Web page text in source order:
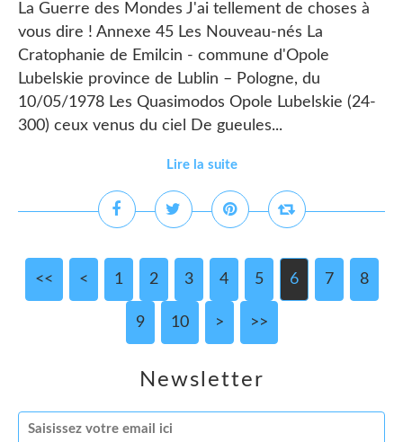
La Guerre des Mondes J'ai tellement de choses à
vous dire ! Annexe 45 Les Nouveau-nés La
Cratophanie de Emilcin - commune d'Opole
Lubelskie province de Lublin – Pologne, du
10/05/1978 Les Quasimodos Opole Lubelskie (24-
300) ceux venus du ciel De gueules...
Lire la suite
<< < 1 2 3 4 5 6 7 8
9 10 20
30
> >>
Newsletter